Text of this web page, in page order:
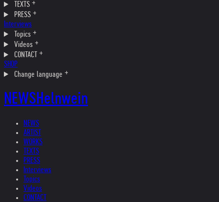
TEXTS
PRESS
Interviews
Topics
Videos
CONTACT
SHOP
Change language
NEWSHelnwein
NEWS
ARTIST
WORKS
TEXTS
PRESS
Interviews
Topics
Videos
CONTACT